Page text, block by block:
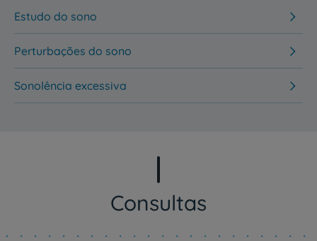
Estudo do sono
Perturbações do sono
Sonolência excessiva
Consultas